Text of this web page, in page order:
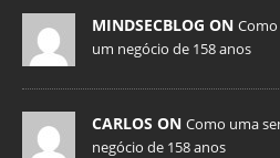
MINDSECBLOG ON
um negócio de 158 anos
CARLOS ON Como uma
negócio de 158 anos